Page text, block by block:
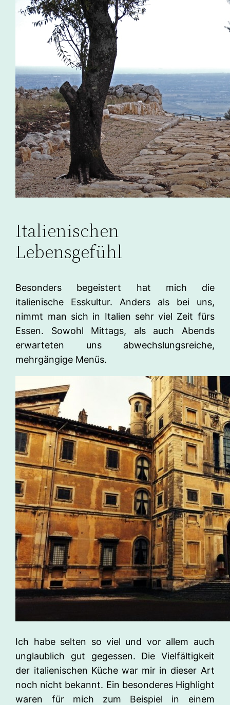
Italienischen
Lebensgefühl
Besonders begeistert hat mich die
italienische Esskultur. Anders als bei uns,
nimmt man sich in Italien sehr viel Zeit fürs
Essen. Sowohl Mittags, als auch Abends
erwarteten uns abwechslungsreiche,
mehrgängige Menüs.
Ich habe selten so viel und vor allem auch
unglaublich gut gegessen. Die Vielfältigkeit
der italienischen Küche war mir in dieser Art
noch nicht bekannt. Ein besonderes Highlight
waren für mich zum Beispiel in einem